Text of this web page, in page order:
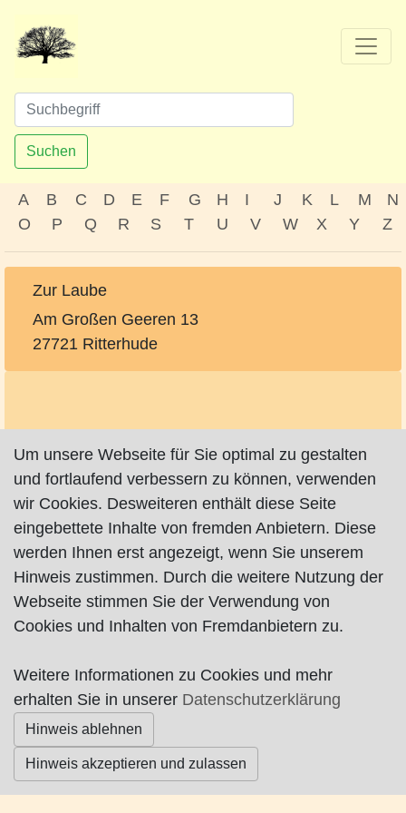
Suchen
A B C D E F G H I J K L M
N
O
P Q R S T U V W X Y Z
Zur Laube
Am Großen Geeren 13
27721 Ritterhude
Impressum|Datenschutz| AGB
© Worpswede24 2015-2026
Um unsere Webseite für Sie optimal zu gestalten
und fortlaufend verbessern zu können, verwenden
wir Cookies. Desweiteren enthält diese Seite
eingebettete Inhalte von fremden Anbietern. Diese
werden Ihnen erst angezeigt, wenn Sie unserem
Hinweis zustimmen. Durch die weitere Nutzung der
Webseite stimmen Sie der Verwendung von
Cookies und Inhalten von Fremdanbietern zu.
Weitere Informationen zu Cookies und mehr
erhalten Sie in unserer Datenschutzerklärung
Hinweis ablehnen
Hinweis akzeptieren und zulassen